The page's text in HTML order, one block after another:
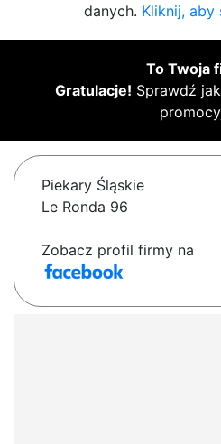
danych. Kliknij, aby
To Twoja
Gratulacje! Sprawdź
Piekary Śląskie
Le Ronda 96
Zobacz profil firmy na